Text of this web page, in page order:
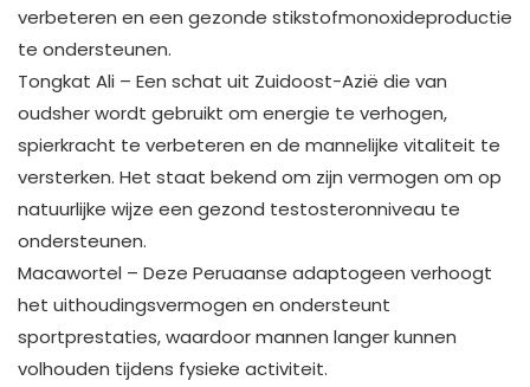
verbeteren en een gezonde stikstofmonoxideproductie
te ondersteunen.
Tongkat Ali – Een schat uit Zuidoost-Azië die van
oudsher wordt gebruikt om energie te verhogen,
spierkracht te verbeteren en de mannelijke vitaliteit te
versterken. Het staat bekend om zijn vermogen om op
natuurlijke wijze een gezond testosteronniveau te
ondersteunen.
Macawortel – Deze Peruaanse adaptogeen verhoogt
het uithoudingsvermogen en ondersteunt
sportprestaties, waardoor mannen langer kunnen
volhouden tijdens fysieke activiteit.